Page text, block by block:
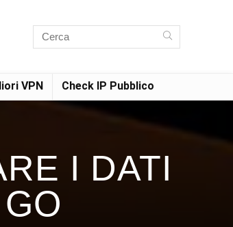
VPN Check IP Pubblico
I DATI